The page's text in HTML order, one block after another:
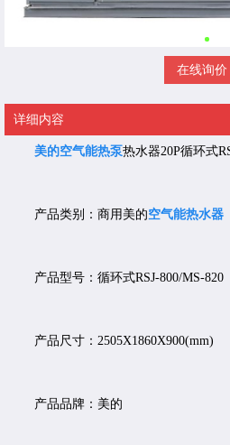
在线询价
详细内容
美的空气能热泵热水器20P循环式
产品类别：商用美的空气能热水器
产品型号：循环式RSJ-800/MS-820
产品尺寸：2505X1860X900(mm)
产品品牌：美的